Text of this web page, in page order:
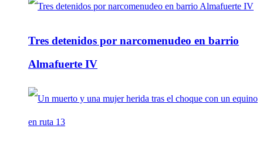
Tres detenidos por narcomenudeo en barrio
Almafuerte IV